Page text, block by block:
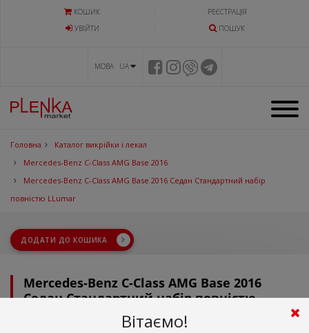
КОШИК
РЕЄСТРАЦІЯ
УВIЙТИ
ПОШУК
МОВА UA
Головна
Каталог викрійки і лекал
Mercedes-Benz C-Class AMG Base 2016
Mercedes-Benz C-Class AMG Base 2016 Седан Стандартний набір
повністю LLumar
ДОДАТИ ДО КОШИКА
Mercedes-Benz C-Class AMG Base 2016
Седан Стандартний набір повністю
Вітаємо!